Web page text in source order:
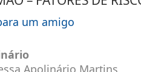
um amigo
Apolinário Martins